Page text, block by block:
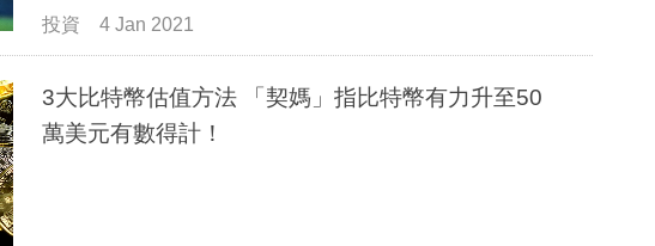
投資 4 Jan 2021
3大比特幣估值方法 「契媽」指比特幣有力升至50
萬美元有數得計！